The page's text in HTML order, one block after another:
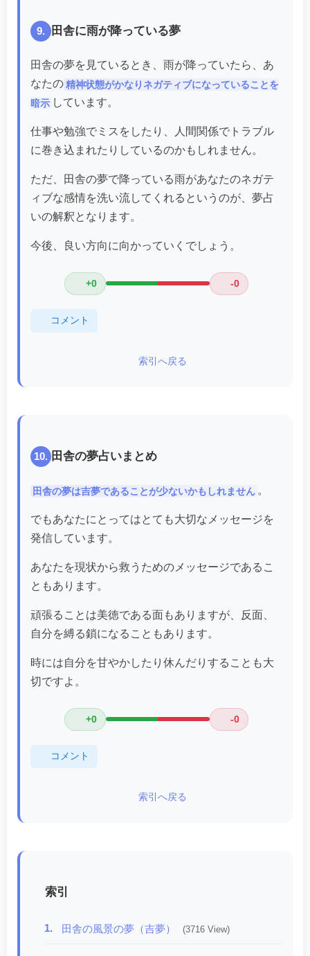
9. 田舎に雨が降っている夢
田舎の夢を見ているとき、雨が降っていたら、あ
なたの精神状態がかなりネガティブになっていることを
暗示 しています。
仕事や勉強でミスをしたり、人間関係でトラブル
に巻き込まれたりしているのかもしれません。
ただ、田舎の夢で降っている雨があなたのネガテ
ィブな感情を洗い流してくれるというのが、夢占
いの解釈となります。
今後、良い方向に向かっていくでしょう。
+0 -0
コメント
索引へ戻る
10. 田舎の夢占いまとめ
田舎の夢は吉夢であることが少ないかもしれません 。
でもあなたにとってはとても大切なメッセージを
発信しています。
あなたを現状から救うためのメッセージであるこ
ともあります。
頑張ることは美徳である面もありますが、反面、
自分を縛る鎖になることもあります。
時には自分を甘やかしたり休んだりすることも大
切ですよ。
+0 -0
コメント
索引へ戻る
索引
1. 田舎の風景の夢（吉夢） (3716 View)